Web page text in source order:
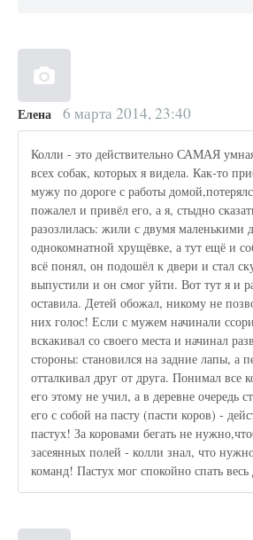
Елена 6 марта 2014, 23:40
Колли - это действительно САМАЯ
всех собак, которых я видела. Как-то
мужу по дороге с работы
пожалел и привёл его, а я, стыдно
разозлилась: жили с двумя маленькими
однокомнатной хрущёвке, а тут ещё и
всё понял, он подошёл к двери и стал
выпустили и он смог уйти. Вот тут я и
оставила. Детей обожал, никому не
них голос! Если с мужем начинали
вскакивал со своего места и начинал
стороны: становился на задние лапы, а
отталкивал друг от друга. Понимал все
его этому не учил, а в деревне очередь
его с собой на пасту (пасти коров) -
пастух! За коровами бегать не
засеянных полей - колли знал, что
команд! Пастух мог спокойно спать весь